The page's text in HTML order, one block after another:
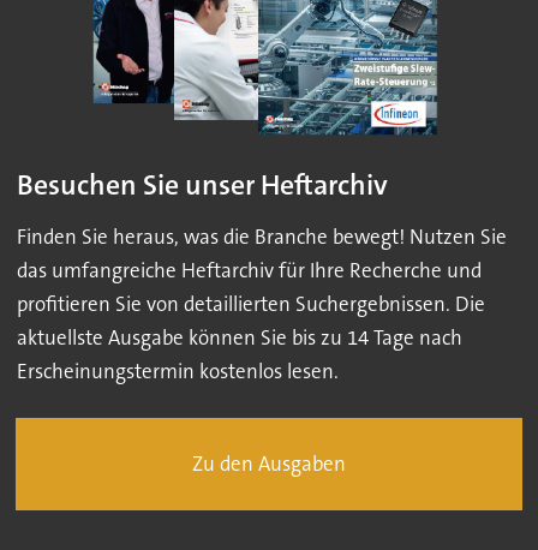
Besuchen Sie unser Heftarchiv
Finden Sie heraus, was die Branche bewegt! Nutzen Sie
das umfangreiche Heftarchiv für Ihre Recherche und
profitieren Sie von detaillierten Suchergebnissen. Die
aktuellste Ausgabe können Sie bis zu 14 Tage nach
Erscheinungstermin kostenlos lesen.
Zu den Ausgaben